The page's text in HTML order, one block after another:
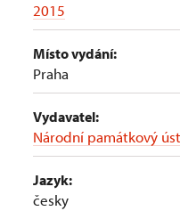
2015
Místo vydání:
Praha
Vydavatel:
Národní památkový
Jazyk:
česky